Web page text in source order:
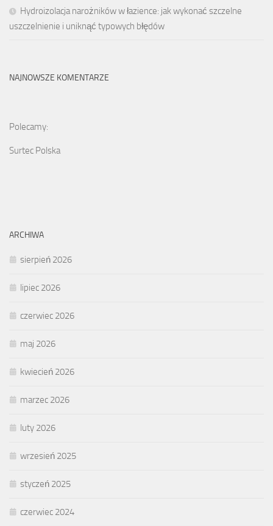
Hydroizolacja narożników w łazience: jak wykonać szczelne
uszczelnienie i uniknąć typowych błędów
NAJNOWSZE KOMENTARZE
Polecamy:
Surtec Polska
ARCHIWA
sierpień 2026
lipiec 2026
czerwiec 2026
maj 2026
kwiecień 2026
marzec 2026
luty 2026
wrzesień 2025
styczeń 2025
czerwiec 2024